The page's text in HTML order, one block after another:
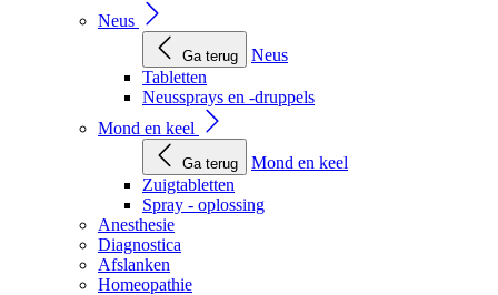
Neus
Ga terug
Neus
Tabletten
Neussprays en -druppels
Mond en keel
Ga terug
Mond en keel
Zuigtabletten
Spray - oplossing
Anesthesie
Diagnostica
Afslanken
Homeopathie